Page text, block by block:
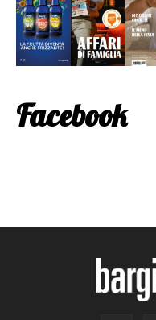
Facebook